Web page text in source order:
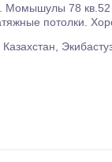
3—м эт. Не угловая,
крыша, пластиковые окна, счётчики,
Казахстан,